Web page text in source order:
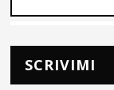
SCRIVIMI